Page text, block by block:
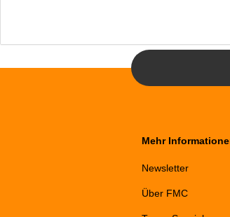
Mehr
Newsletter
Über FMC